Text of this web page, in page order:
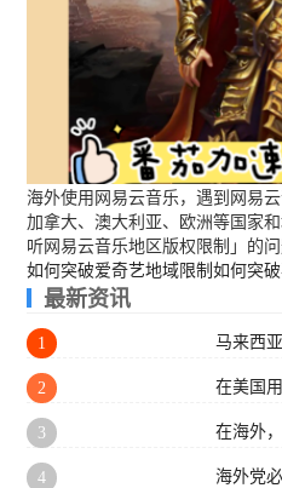
海外使用网易云音乐，遇到网易
加拿大、澳大利亚、欧洲等国家
听网易云音乐地区版权限制」的
如何突破爱奇艺地域限制 如何突
最新资讯
1 马来西
2 在美国
3 在海外
4 海外党